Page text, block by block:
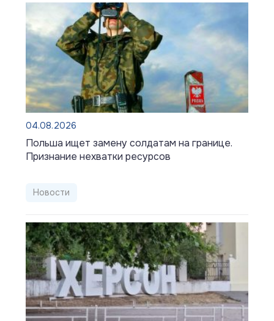
04.08.2026
Польша ищет замену солдатам на границе.
Признание нехватки ресурсов
Новости